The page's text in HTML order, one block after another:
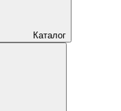
Каталог